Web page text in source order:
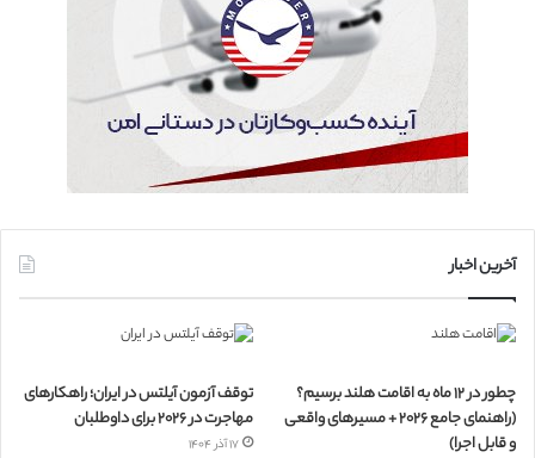
آخرین اخبار
چطور در ۱۲ ماه به اقامت هلند برسیم؟
(راهنمای جامع ۲۰۲۶ + مسیرهای واقعی
و قابل اجرا)
توقف آزمون آیلتس در ایران؛ راهکارهای
مهاجرت در ۲۰۲۶ برای داوطلبان
۱۷ آذر ۱۴۰۴